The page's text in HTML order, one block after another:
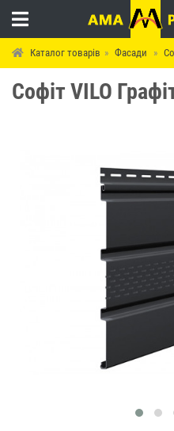
Каталог товарів Фасади
Софіт VILO